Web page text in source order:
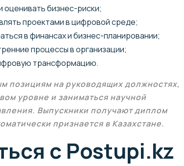
оценивать бизнес-риски;
проектами в цифровой среде;
в финансах и бизнес-планировании;
процессы в организации;
трансформацию.
позициям на руководящих должностях,
уровне и заниматься научной
Выпускники получают диплом
признается в Казахстане.
с Postupi.kz
579 180 KZT / год
Государственное управление и
администрирование